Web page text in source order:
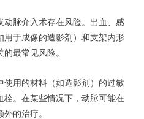
脉介入术存在风险。出血、感
于成像的造影剂）和支架内形
最常见风险。
用的材料（如造影剂）的过敏
栓。在某些情况下，动脉可能在
的治疗。